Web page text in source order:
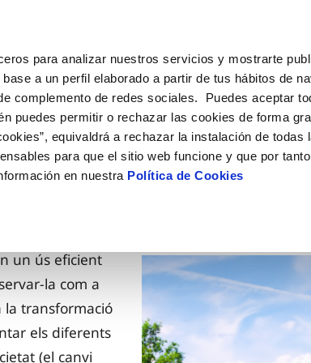
para analizar nuestros servicios y mostrarte
a un perfil elaborado a partir de tus hábitos de
complemento de redes sociales. Puedes aceptar
puedes permitir o rechazar las cookies de forma
equivaldrá a rechazar la instalación de todas
para que el sitio web funcione y que por
en nuestra Política de Cookies
MODIFICACIÓ DE DADES
Actualitzar dades bancàries
Actualitzar dades de
VEURE TOTES LES GESTIONS
COMPROMÍS DE SERVEI
Customer Counsel (Defensa
Normativa del servei
La Teva Aigua
de l’aigua
CUIDEM L'AIGUA
Consells d'estalvi
Dipòsits comunitaris
Coneix-nos
un ús eficient
la com a
la transformació
els diferents
(el canvi